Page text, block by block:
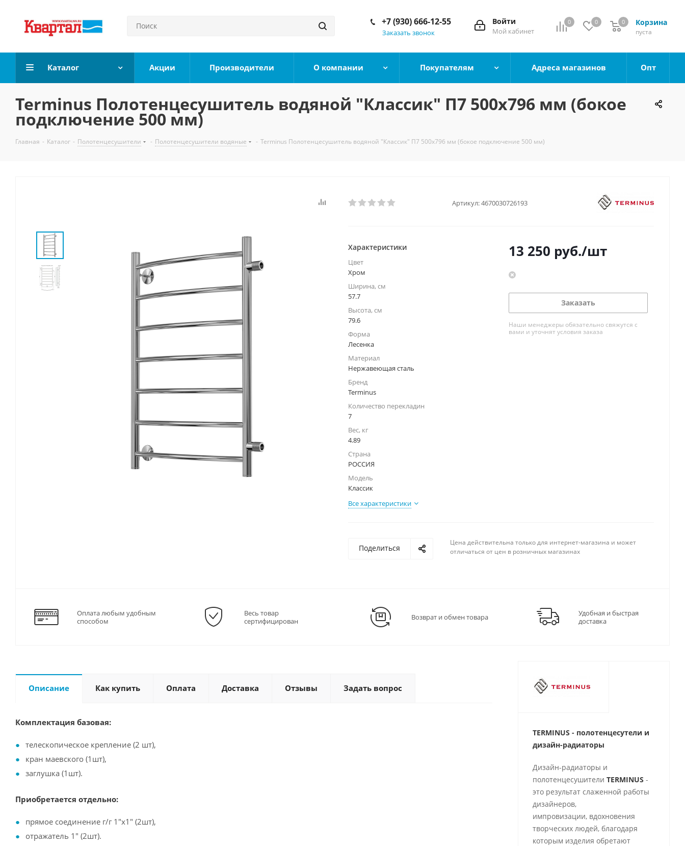
0 0 Корзина
0
пуста
0
Войти
Мой кабинет
+7 (930) 666-12-55
Заказать звонок
Каталог Акции Производители О компании Покупателям Адреса магазинов Опт
Terminus Полотенцесушитель водяной "Классик" П7 500х796 мм (бокое
подключение 500 мм)
Главная - Каталог - Полотенцесушители - Полотенцесушители водяные - Terminus Полотенцесушитель водяной "Классик" П7 500х796 мм (бокое подключение 500 мм)
Артикул:4670030726193
Характеристики
Цвет
Хром
Ширина, см
57.7
Высота, см
79.6
Форма
Лесенка
Материал
Нержавеющая сталь
Бренд
Terminus
Количество перекладин
7
Вес, кг
4.89
Страна
РОССИЯ
Модель
Классик
Все характеристики
13 250 руб./шт
Заказать
Наши менеджеры обязательно свяжутся с
вами и уточнят условия заказа
Поделиться
Цена действительна только для интернет-магазина и может
отличаться от цен в розничных магазинах
Оплата любым удобным
способом
Весь товар
сертифицирован
Возврат и обмен товара
Удобная и быстрая
доставка
Описание Как купить Оплата Доставка Отзывы Задать вопрос
Комплектация базовая:
телескопическое крепление (2 шт),
кран маевского (1шт),
заглушка (1шт).
Приобретается отдельно:
прямое соединение г/г 1"х1" (2шт),
отражатель 1" (2шт).
TERMINUS - полотенцесутели и
дизайн-радиаторы
Дизайн-радиаторы и
полотенцесушители TERMINUS -
это результат слаженной работы
дизайнеров,
импровизации, вдохновения
творческих людей, благодаря
которым изделия обретают